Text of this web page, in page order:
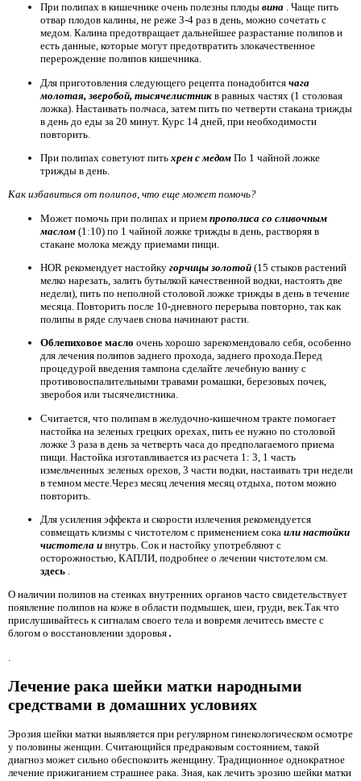
При полипах в кишечнике очень полезны плоды вина . Чаще пить
отвар плодов калины, не реже 3-4 раз в день, можно сочетать с
медом. Калина предотвращает дальнейшее разрастание полипов и
есть данные, которые могут предотвратить злокачественное
перерождение полипов кишечника.
Для приготовления следующего рецепта понадобится чага
молотая, зверобой, тысячелистник в равных частях (1 столовая
ложка). Настаивать полчаса, затем пить по четверти стакана трижды
в день до еды за 20 минут. Курс 14 дней, при необходимости
повторить.
При полипах советуют пить хрен с медом По 1 чайной ложке
трижды в день.
Как избавиться от полипов, что еще может помочь?
Может помочь при полипах и прием прополиса со сливочным
маслом (1:10) по 1 чайной ложке трижды в день, растворяя в
стакане молока между приемами пищи.
HOR рекомендует настойку горчицы золотой (15 стыков растений
мелко нарезать, залить бутылкой качественной водки, настоять две
недели), пить по неполной столовой ложке трижды в день в течение
месяца. Повторить после 10-дневного перерыва повторно, так как
полипы в ряде случаев снова начинают расти.
Облепиховое масло очень хорошо зарекомендовало себя, особенно
для лечения полипов заднего прохода, заднего прохода.Перед
процедурой введения тампона сделайте лечебную ванну с
противовоспалительными травами ромашки, березовых почек,
зверобоя или тысячелистника.
Считается, что полипам в желудочно-кишечном тракте помогает
настойка на зеленых грецких орехах, пить ее нужно по столовой
ложке 3 раза в день за четверть часа до предполагаемого приема
пищи. Настойка изготавливается из расчета 1: 3, 1 часть
измельченных зеленых орехов, 3 части водки, настаивать три недели
в темном месте.Через месяц лечения месяц отдыха, потом можно
повторить.
Для усиления эффекта и скорости излечения рекомендуется
совмещать клизмы с чистотелом с применением сока или настойки
чистотела и внутрь. Сок и настойку употребляют с
осторожностью, КАПЛИ, подробнее о лечении чистотелом см.
здесь .
О наличии полипов на стенках внутренних органов часто свидетельствует
появление полипов на коже в области подмышек, шеи, груди, век.Так что
прислушивайтесь к сигналам своего тела и вовремя лечитесь вместе с
блогом о восстановлении здоровья .
Лечение рака шейки матки народными
средствами в домашних условиях
Эрозия шейки матки выявляется при регулярном гинекологическом осмотре
у половины женщин. Считающийся предраковым состоянием, такой
диагноз может сильно обеспокоить женщину. Традиционное однократное
лечение прижиганием страшнее рака. Зная, как лечить эрозию шейки матки